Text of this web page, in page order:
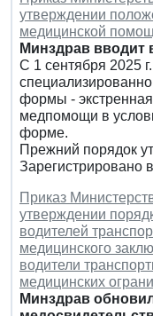
утверждении
медицинской
Минздрав вводит
С 1 сентября 2025
формы -
медпомощи в
форме.
Прежний порядок
Зарегистрировано
Приказ
утверждении
водителей
медицинского
водители
медицинских
Минздрав